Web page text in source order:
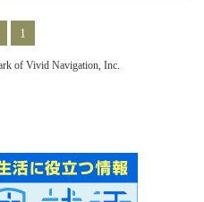
1
of Vivid Navigation, Inc.